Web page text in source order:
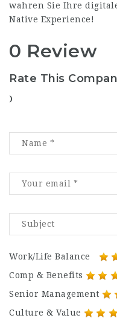
wahren Sie Ihre
Native Experience!
0 Review
Rate This
)
Work/Life Balance
Comp & Benefits
Senior Management
Culture & Value